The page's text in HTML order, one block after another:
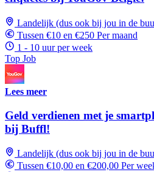
Landelijk (dus ook bij jou in de
Tussen €10 en €250 Per maand
1 - 10 uur per week
Top Job
Lees meer
Geld verdienen met je
bij Buffl!
Landelijk (dus ook bij jou in de
Tussen €10,00 en €200,00 Per